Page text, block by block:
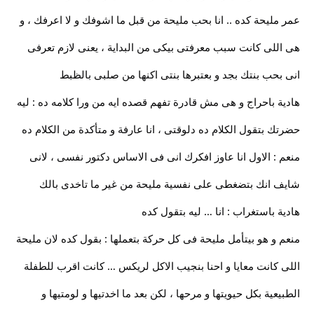
عمر مليحة كده .. انا بحب مليحة من قبل ما اشوفك و لا اعرفك ، و
هى اللى كانت سبب معرفتى بيكى من البداية ، يعنى لازم تعرفى
انى بحب بنتك بجد و بعتبرها بنتى اكنها من صلبى بالظبط
هادية باحراج و هى مش قادرة تفهم قصده ايه من ورا كلامه ده : ليه
حضرتك بتقول الكلام ده دلوقتى ، انا عارفة و متأكدة من الكلام ده
منعم : الاول انا عاوز افكرك انى فى الاساس دكتور نفسى ، لانى
شايف انك بتضغطى على نفسية مليحة من غير ما تاخدى بالك
هادية باستغراب : انا … ليه بتقول كده
منعم و هو بيتأمل مليحة فى كل حركة بتعملها : بقول كده لان مليحة
اللى كانت معايا و احنا بنجيب الاكل لريكس … كانت اقرب للطفلة
الطبيعية بكل حيويتها و مرحها ، لكن بعد ما اخدتيها و لومتيها و